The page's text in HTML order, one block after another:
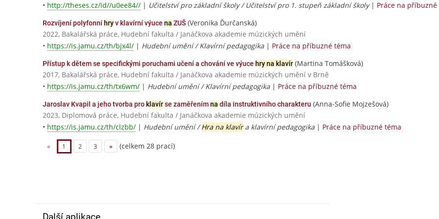
• http://theses.cz/id//u0ee84// | Učitelství pro základní školy / Učitelství pro 1. stupeň základní školy| Práce na
Rozvíjení polyfonníhryv klavírní výuce na ZUŠ (Veronika Ďurčanská)
2022, Bakalářská práce, Hudební fakulta / Janáčkova akademie múzických umění
• https://is.jamu.cz/th/bjx4l/ | Hudební umění / Klavírní pedagogika | Práce na příbuzné téma
Přístup k dětem se specifickými poruchami učení a chování ve výuce hry na klavír (Martina Tomášková)
2017, Bakalářská práce, Hudební fakulta / Janáčkova akademie múzických umění v Brně
• https://is.jamu.cz/th/tx6wm/ | Hudební umění / Klavírní pedagogika | Práce na příbuzné téma
Jaroslav Kvapil a jeho tvorba pro klavírse zaměřenímna díla instruktivního charakteru (Anna-Sofie Mojzešová)
2023, Diplomová práce, Hudební fakulta / Janáčkova akademie múzických umění
• https://is.jamu.cz/th/clzbb/ | Hudební umění /Hra na klavíra klavírní pedagogika | Práce na příbuzné téma
« 1 2 3 » (celkem 28 prací)